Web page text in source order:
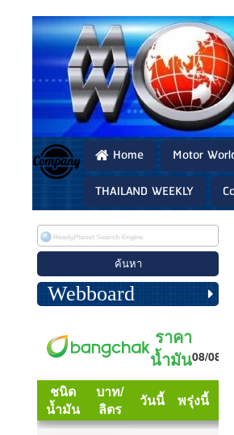
Home Motor
THAILAND WEEKLY
Webboard